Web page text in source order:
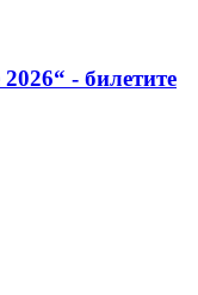
- билетите